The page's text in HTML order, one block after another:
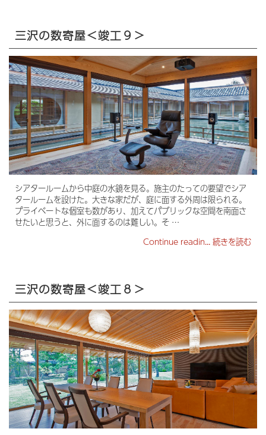
三沢の数寄屋＜竣工９＞
シアタールームから中庭の水鏡を見る。施主のたっての要望でシア
タールームを設けた。大きな家だが、庭に面する外周は限られる。
プライベートな個室も数があり、加えてパブリックな空間を南面さ
せたいと思うと、外に面するのは難しい。そ …
Continue readin...続きを読む
三沢の数寄屋＜竣工８＞